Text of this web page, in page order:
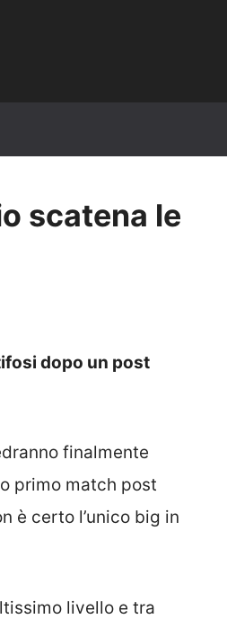
scatena le
dopo un post
finalmente
primo match post
è certo l’unico big in
livello e tra